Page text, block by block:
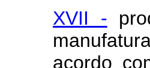
XVII -
acordo